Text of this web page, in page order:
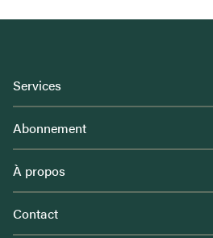
Services
Abonnement
À propos
Contact